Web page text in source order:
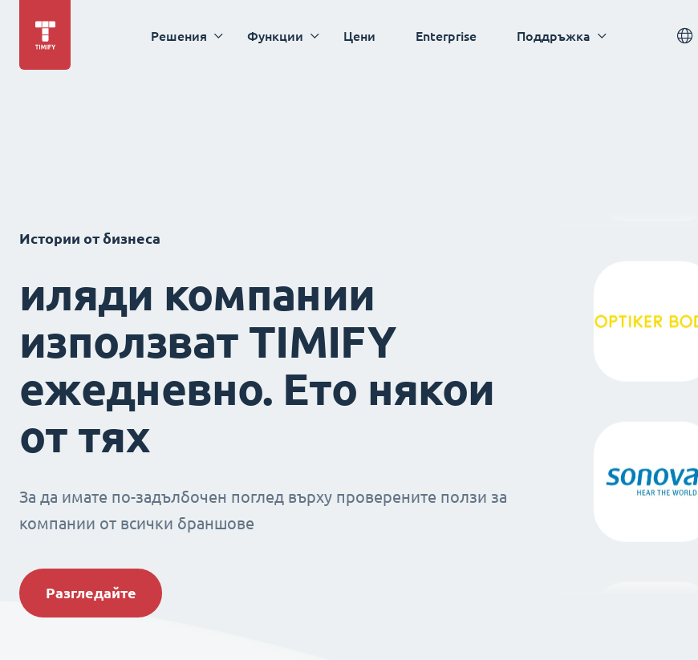
Решения Функции Цени Enterprise Поддръжка
Истории от бизнеса
иляди компании
използват TIMIFY
ежедневно. Ето някои
от тях
За да имате по-задълбочен поглед върху проверените ползи за
компании от всички браншове
Разгледайте